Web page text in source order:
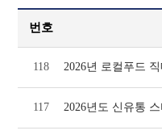
번호
118 2026년 로컬푸드
117 2026년도 신유통